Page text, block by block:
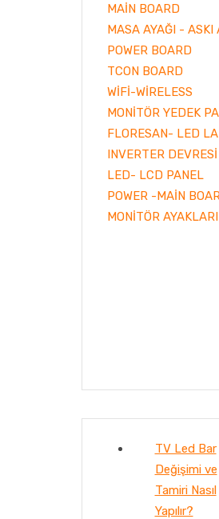
MAİN BOARD
MASA AYAĞI - ASKI
POWER BOARD
TCON BOARD
WİFİ-WİRELESS
MONİTÖR YEDEK
FLORESAN- LED
INVERTER DEVRESİ
LED- LCD PANEL
POWER -MAİN
MONİTÖR AYAKLARI
TV Led Bar
Değişimi ve
Tamiri Nasıl
Yapılır?